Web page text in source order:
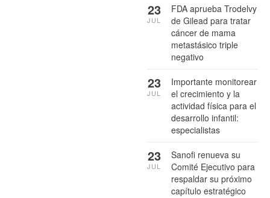
FDA aprueba Trodelvy
de Gilead para tratar
cáncer de mama
metastásico triple
negativo
23
JUL
Importante monitorear
el crecimiento y la
actividad física para el
desarrollo infantil:
especialistas
23
JUL
Sanofi renueva su
Comité Ejecutivo para
respaldar su próximo
capítulo estratégico
23
JUL